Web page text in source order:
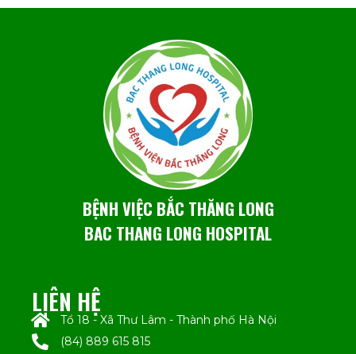
BỆNH VIỆC BẮC THĂNG LONG
BAC THANG LONG HOSPITAL
LIÊN HỆ
Tổ 18 - Xã Thư Lâm - Thành phố Hà Nội
(84) 889 615 815